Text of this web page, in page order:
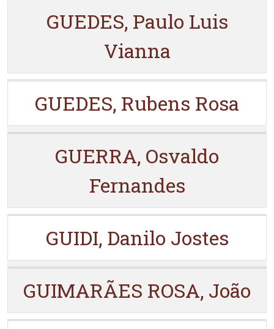
GUEDES, Paulo Luis
Vianna
GUEDES, Rubens Rosa
GUERRA, Osvaldo
Fernandes
GUIDI, Danilo Jostes
GUIMARÃES ROSA, João